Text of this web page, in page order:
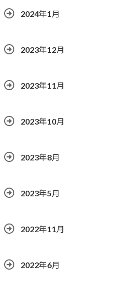
2024年1月
2023年12月
2023年11月
2023年10月
2023年8月
2023年5月
2022年11月
2022年6月